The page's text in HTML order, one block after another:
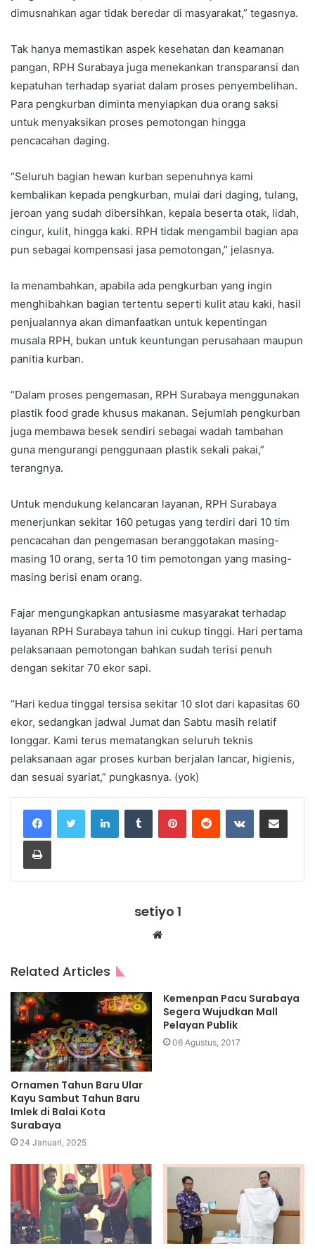
dimusnahkan agar tidak beredar di masyarakat,” tegasnya.
Tak hanya memastikan aspek kesehatan dan keamanan
pangan, RPH Surabaya juga menekankan transparansi dan
kepatuhan terhadap syariat dalam proses penyembelihan.
Para pengkurban diminta menyiapkan dua orang saksi
untuk menyaksikan proses pemotongan hingga
pencacahan daging.
“Seluruh bagian hewan kurban sepenuhnya kami
kembalikan kepada pengkurban, mulai dari daging, tulang,
jeroan yang sudah dibersihkan, kepala beserta otak, lidah,
cingur, kulit, hingga kaki. RPH tidak mengambil bagian apa
pun sebagai kompensasi jasa pemotongan,” jelasnya.
Ia menambahkan, apabila ada pengkurban yang ingin
menghibahkan bagian tertentu seperti kulit atau kaki, hasil
penjualannya akan dimanfaatkan untuk kepentingan
musala RPH, bukan untuk keuntungan perusahaan maupun
panitia kurban.
“Dalam proses pengemasan, RPH Surabaya menggunakan
plastik food grade khusus makanan. Sejumlah pengkurban
juga membawa besek sendiri sebagai wadah tambahan
guna mengurangi penggunaan plastik sekali pakai,”
terangnya.
Untuk mendukung kelancaran layanan, RPH Surabaya
menerjunkan sekitar 160 petugas yang terdiri dari 10 tim
pencacahan dan pengemasan beranggotakan masing-
masing 10 orang, serta 10 tim pemotongan yang masing-
masing berisi enam orang.
Fajar mengungkapkan antusiasme masyarakat terhadap
layanan RPH Surabaya tahun ini cukup tinggi. Hari pertama
pelaksanaan pemotongan bahkan sudah terisi penuh
dengan sekitar 70 ekor sapi.
“Hari kedua tinggal tersisa sekitar 10 slot dari kapasitas 60
ekor, sedangkan jadwal Jumat dan Sabtu masih relatif
longgar. Kami terus mematangkan seluruh teknis
pelaksanaan agar proses kurban berjalan lancar, higienis,
dan sesuai syariat,” pungkasnya. (yok)
LinkedInTumblr PinterestReddit VKontakteShare via Email
Print
setiyo 1
Website
Related Articles
Ornamen Tahun Baru Ular
Kayu Sambut Tahun Baru
Imlek di Balai Kota
Surabaya
24 Januari, 2025
Kemenpan Pacu Surabaya
Segera Wujudkan Mall
Pelayan Publik
06 Agustus, 2017